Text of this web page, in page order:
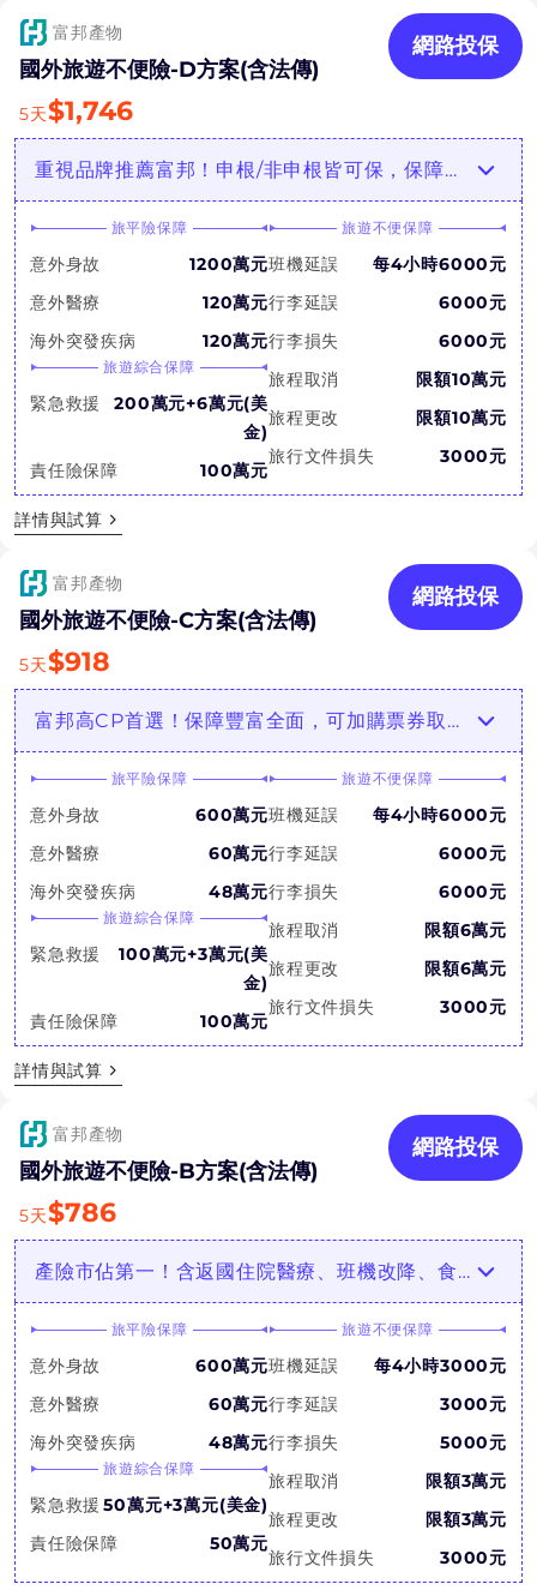
富邦產物
國外旅遊不便險-D方案(含法傳)
網路投保
5天$1,746
重視品牌推薦富邦！申根/非申根皆可保，保障豐富全面，可加購票券取消補償！
旅平險保障
意外身故
1200萬元
意外醫療
120萬元
海外突發疾病
120萬元
旅遊綜合保障
緊急救援
200萬元+6萬元(美
金)
責任險保障
100萬元
旅遊不便保障
班機延誤
每4小時6000元
行李延誤
6000元
行李損失
6000元
旅程取消
限額10萬元
旅程更改
限額10萬元
旅行文件損失
3000元
詳情與試算
富邦產物
國外旅遊不便險-C方案(含法傳)
網路投保
5天$918
富邦高CP首選！保障豐富全面，可加購票券取消補償！
旅平險保障
意外身故
600萬元
意外醫療
60萬元
海外突發疾病
48萬元
旅遊綜合保障
緊急救援
100萬元+3萬元(美
金)
責任險保障
100萬元
旅遊不便保障
班機延誤
每4小時6000元
行李延誤
6000元
行李損失
6000元
旅程取消
限額6萬元
旅程更改
限額6萬元
旅行文件損失
3000元
詳情與試算
富邦產物
國外旅遊不便險-B方案(含法傳)
網路投保
5天$786
產險市佔第一！含返國住院醫療、班機改降、食物中毒等
旅平險保障
意外身故
600萬元
意外醫療
60萬元
海外突發疾病
48萬元
旅遊綜合保障
緊急救援 50萬元+3萬元(美金)
責任險保障
50萬元
旅遊不便保障
班機延誤
每4小時3000元
行李延誤
3000元
行李損失
5000元
旅程取消
限額3萬元
旅程更改
限額3萬元
旅行文件損失
3000元